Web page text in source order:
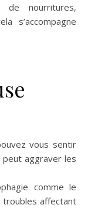
de nourritures,
s’accompagne
vous sentir
peut aggraver les
comme le
troubles affectant